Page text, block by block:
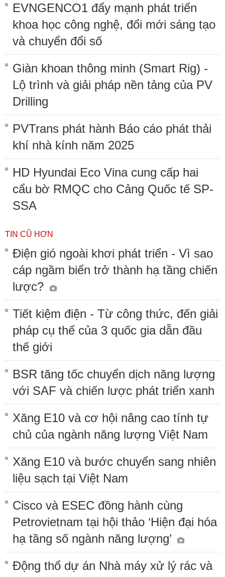
EVNGENCO1 đẩy mạnh phát triển
khoa học công nghệ, đổi mới sáng tạo
và chuyển đổi số
Giàn khoan thông minh (Smart Rig) -
Lộ trình và giải pháp nền tảng của PV
Drilling
PVTrans phát hành Báo cáo phát thải
khí nhà kính năm 2025
HD Hyundai Eco Vina cung cấp hai
cẩu bờ RMQC cho Cảng Quốc tế SP-
SSA
TIN CŨ HƠN
Điện gió ngoài khơi phát triển - Vì sao
cáp ngầm biển trở thành hạ tầng chiến
lược?
Tiết kiệm điện - Từ công thức, đến giải
pháp cụ thể của 3 quốc gia dẫn đầu
thế giới
BSR tăng tốc chuyển dịch năng lượng
với SAF và chiến lược phát triển xanh
Xăng E10 và cơ hội nâng cao tính tự
chủ của ngành năng lượng Việt Nam
Xăng E10 và bước chuyển sang nhiên
liệu sạch tại Việt Nam
Cisco và ESEC đồng hành cùng
Petrovietnam tại hội thảo ‘Hiện đại hóa
hạ tầng số ngành năng lượng’
Động thổ dự án Nhà máy xử lý rác và